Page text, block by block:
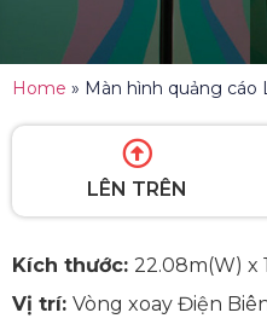
Home » Màn hình quảng cáo
LÊN TRÊN
Kích thước: 22.08m(W) x
Vị trí: Vòng xoay Điện